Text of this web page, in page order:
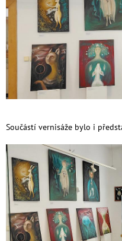
Součástí vernisáže bylo i